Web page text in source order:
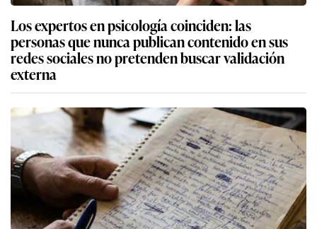
Los expertos en psicología coinciden: las
personas que nunca publican contenido en sus
redes sociales no pretenden buscar validación
externa